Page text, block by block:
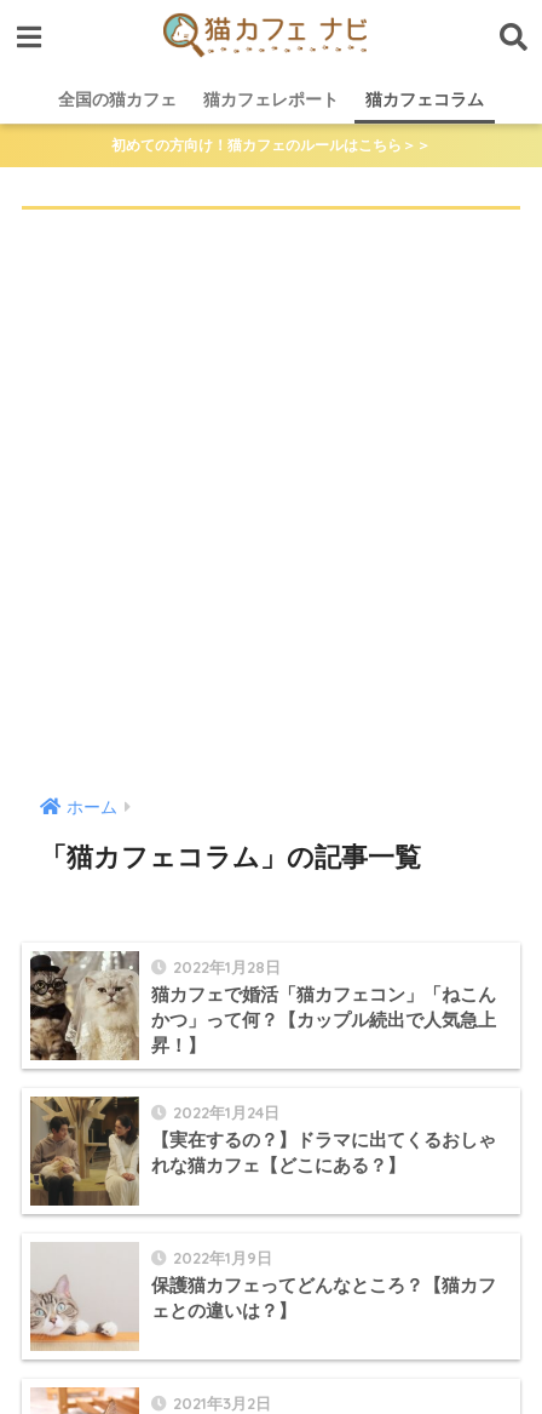
全国の猫カフェ 猫カフェレポート 猫カフェコラム
初めての方向け！猫カフェのルールはこちら＞＞
ホーム
「猫カフェコラム」の記事一覧
2022年1月28日
猫カフェで婚活「猫カフェコン」「ねこん
かつ」って何？【カップル続出で人気急上
昇！】
2022年1月24日
【実在するの？】ドラマに出てくるおしゃ
れな猫カフェ【どこにある？】
2022年1月9日
保護猫カフェってどんなところ？【猫カフ
ェとの違いは？】
2021年3月2日